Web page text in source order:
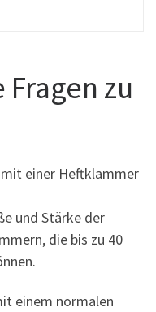
zu
einer Heftklammer
und Stärke der
die bis zu 40
einem normalen